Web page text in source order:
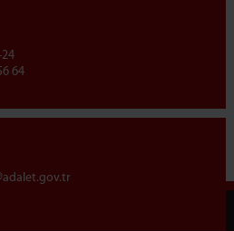
64
adalet.gov.tr